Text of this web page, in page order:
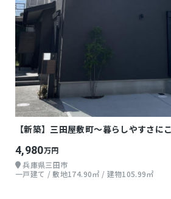
【新築】三田屋敷町～暮らしやすさに
4,980万円
兵庫県三田市
一戸建て / 敷地174.90㎡ / 建物105.99㎡